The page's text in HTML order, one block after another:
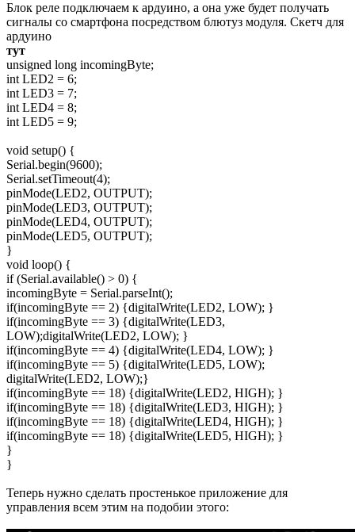
Блок реле подключаем к ардуино, а она уже будет получать
сигналы со смартфона посредством блютуз модуля. Скетч для
ардуино
тут
unsigned long incomingByte;
int LED2 = 6;
int LED3 = 7;
int LED4 = 8;
int LED5 = 9;
void setup() {
Serial.begin(9600);
Serial.setTimeout(4);
pinMode(LED2, OUTPUT);
pinMode(LED3, OUTPUT);
pinMode(LED4, OUTPUT);
pinMode(LED5, OUTPUT);
}
void loop() {
if (Serial.available() > 0) {
incomingByte = Serial.parseInt();
if(incomingByte == 2) {digitalWrite(LED2, LOW); }
if(incomingByte == 3) {digitalWrite(LED3,
LOW);digitalWrite(LED2, LOW); }
if(incomingByte == 4) {digitalWrite(LED4, LOW); }
if(incomingByte == 5) {digitalWrite(LED5, LOW);
digitalWrite(LED2, LOW);}
if(incomingByte == 18) {digitalWrite(LED2, HIGH); }
if(incomingByte == 18) {digitalWrite(LED3, HIGH); }
if(incomingByte == 18) {digitalWrite(LED4, HIGH); }
if(incomingByte == 18) {digitalWrite(LED5, HIGH); }
}
}
Теперь нужно сделать простенькое приложение для
управления всем этим на подобии этого: